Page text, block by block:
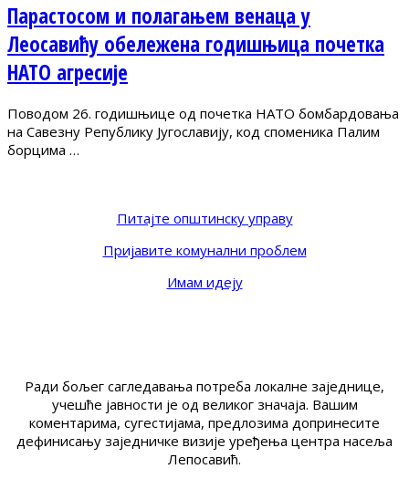
Парастосом и полагањем венаца у
Леосавићу обележена годишњица почетка
НАТО агресије
Поводом 26. годишњице од почетка НАТО бомбардовања
на Савезну Републику Југославију, код споменика Палим
борцима …
Питајте општинску управу
Пријавите комунални проблем
Имам идеју
Ради бољег сагледавања потреба локалне заједнице,
учешће јавности је од великог значаја. Вашим
коментарима, сугестијама, предлозима допринесите
дефинисању заједничке визије уређења центра насеља
Лепосавић.